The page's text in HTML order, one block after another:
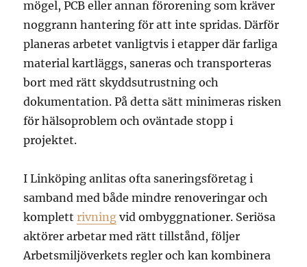
mögel, PCB eller annan förorening som kräver
noggrann hantering för att inte spridas. Därför
planeras arbetet vanligtvis i etapper där farliga
material kartläggs, saneras och transporteras
bort med rätt skyddsutrustning och
dokumentation. På detta sätt minimeras risken
för hälsoproblem och oväntade stopp i
projektet.
I Linköping anlitas ofta saneringsföretag i
samband med både mindre renoveringar och
komplettrivning vid ombyggnationer. Seriösa
aktörer arbetar med rätt tillstånd, följer
Arbetsmiljöverkets regler och kan kombinera